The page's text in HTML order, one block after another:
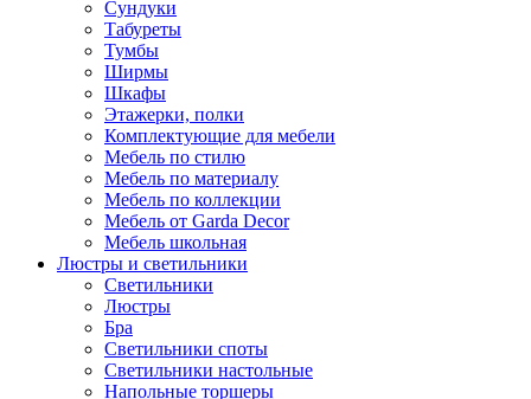
Сундуки
Табуреты
Тумбы
Ширмы
Шкафы
Этажерки, полки
Комплектующие для мебели
Мебель по стилю
Мебель по материалу
Мебель по коллекции
Мебель от Garda Decor
Мебель школьная
Люстры и светильники
Светильники
Люстры
Бра
Светильники споты
Светильники настольные
Напольные торшеры